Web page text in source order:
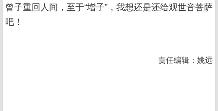
曾子重回人间，至于“增子”，我想还是还给观世音菩萨
吧！
责任编辑：姚远